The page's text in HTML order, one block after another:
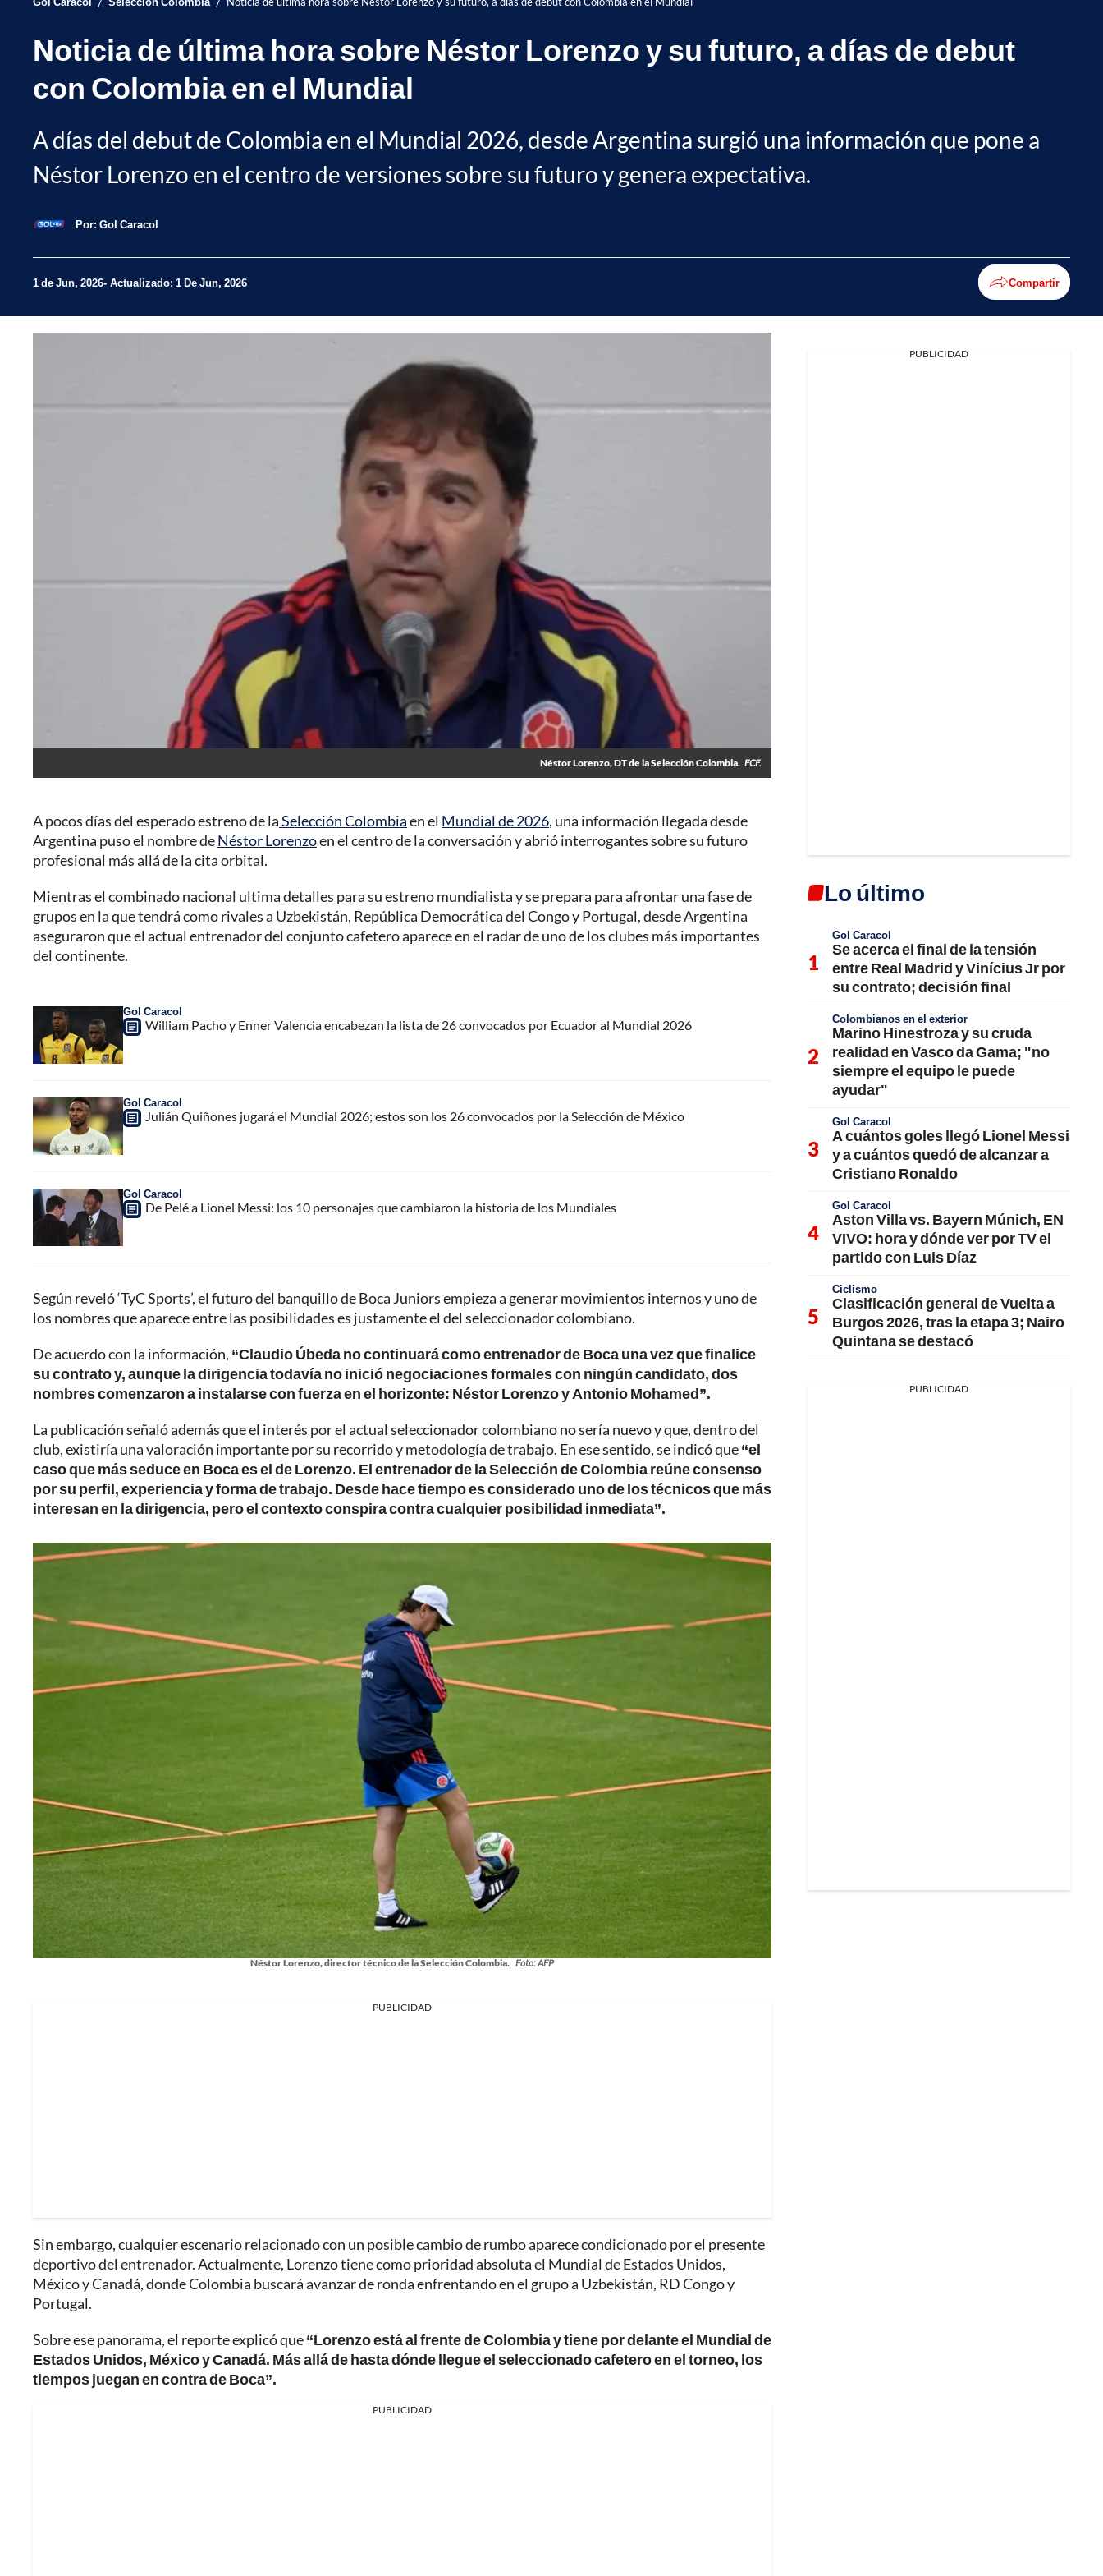
Noticia de última hora sobre Néstor Lorenzo y su futuro, a días de debut
con Colombia en el Mundial
A días del debut de Colombia en el Mundial 2026, desde Argentina surgió una información que pone a
Néstor Lorenzo en el centro de versiones sobre su futuro y genera expectativa.
Por: Gol Caracol
1 de Jun, 2026 Actualizado: 1 De Jun, 2026 Compartir
Néstor Lorenzo, DT de la Selección Colombia. FCF.
A pocos días del esperado estreno de laSelección Colombiaen el Mundial de 2026, una información llegada desde
Argentina puso el nombre deNéstor Lorenzoen el centro de la conversación y abrió interrogantes sobre su futuro
profesional más allá de la cita orbital.
Mientras el combinado nacional ultima detalles para su estreno mundialista y se prepara para afrontar una fase de
grupos en la que tendrá como rivales a Uzbekistán, República Democrática del Congo y Portugal, desde Argentina
aseguraron que el actual entrenador del conjunto cafetero aparece en el radar de uno de los clubes más importantes
del continente.
Gol Caracol
William Pacho y Enner Valencia encabezan la lista de 26 convocados por Ecuador al Mundial 2026
Gol Caracol
Julián Quiñones jugará el Mundial 2026; estos son los 26 convocados por la Selección de México
Gol Caracol
De Pelé a Lionel Messi: los 10 personajes que cambiaron la historia de los Mundiales
Según reveló ‘TyC Sports’, el futuro del banquillo de Boca Juniors empieza a generar movimientos internos y uno de
los nombres que aparece entre las posibilidades es justamente el del seleccionador colombiano.
De acuerdo con la información, “Claudio Úbeda no continuará como entrenador de Boca una vez que finalice
su contrato y, aunque la dirigencia todavía no inició negociaciones formales con ningún candidato, dos
nombres comenzaron a instalarse con fuerza en el horizonte: Néstor Lorenzo y Antonio Mohamed”.
La publicación señaló además que el interés por el actual seleccionador colombiano no sería nuevo y que, dentro del
club, existiría una valoración importante por su recorrido y metodología de trabajo. En ese sentido, se indicó que“el
caso que más seduce en Boca es el de Lorenzo. El entrenador de la Selección de Colombia reúne consenso
por su perfil, experiencia y forma de trabajo. Desde hace tiempo es considerado uno de los técnicos que más
interesan en la dirigencia, pero el contexto conspira contra cualquier posibilidad inmediata”.
Néstor Lorenzo, director técnico de la Selección Colombia. Foto: AFP
PUBLICIDAD
Sin embargo, cualquier escenario relacionado con un posible cambio de rumbo aparece condicionado por el presente
deportivo del entrenador. Actualmente, Lorenzo tiene como prioridad absoluta el Mundial de Estados Unidos,
México y Canadá, donde Colombia buscará avanzar de ronda enfrentando en el grupo a Uzbekistán, RD Congo y
Portugal.
Sobre ese panorama, el reporte explicó que“Lorenzo está al frente de Colombia y tiene por delante el Mundial de
Estados Unidos, México y Canadá. Más allá de hasta dónde llegue el seleccionado cafetero en el torneo, los
tiempos juegan en contra de Boca”.
PUBLICIDAD
PUBLICIDAD
Lo último
Gol Caracol
Se acerca el final de la tensión
entre Real Madrid y Vinícius Jr por
su contrato; decisión final
Colombianos en el exterior
Marino Hinestroza y su cruda
realidad en Vasco da Gama; "no
siempre el equipo le puede
ayudar"
Gol Caracol
A cuántos goles llegó Lionel Messi
y a cuántos quedó de alcanzar a
Cristiano Ronaldo
Gol Caracol
Aston Villa vs. Bayern Múnich, EN
VIVO: hora y dónde ver por TV el
partido con Luis Díaz
Ciclismo
Clasificación general de Vuelta a
Burgos 2026, tras la etapa 3; Nairo
Quintana se destacó
PUBLICIDAD